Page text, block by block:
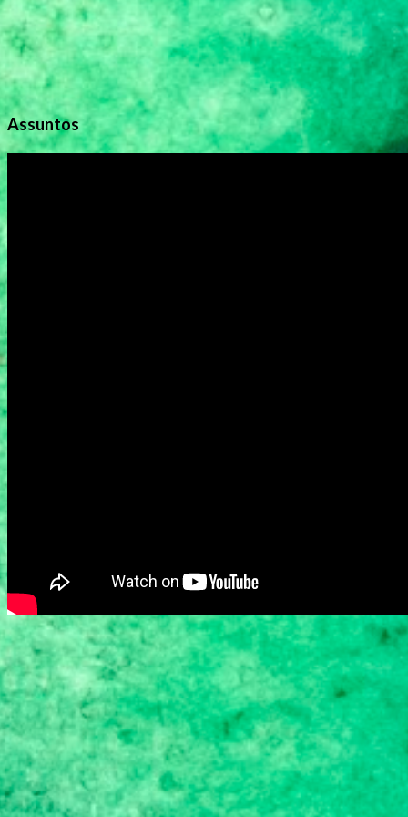
Assuntos